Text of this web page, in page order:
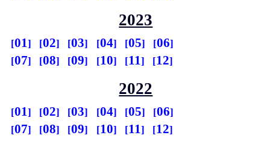
2023
01 02 03 04 05
06
07
08 09 10 11 12
2022
01 02 03 04 05
06
07
08 09 10 11 12